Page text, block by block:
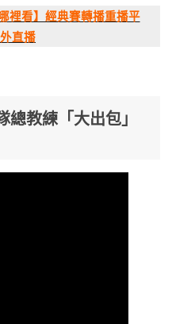
裡看】經典賽轉播重播平
直播
教練「大出包」